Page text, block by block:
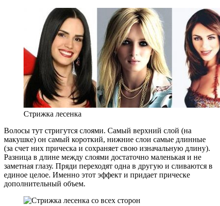
Стрижка лесенка
Волосы тут стригутся слоями. Самый верхний слой (на
макушке) он самый короткий, нижние слои самые длинные
(за счет них прическа и сохраняет свою изначальную длину).
Разница в длине между слоями достаточно маленькая и не
заметная глазу. Пряди переходят одна в другую и сливаются в
единое целое. Именно этот эффект и придает прическе
дополнительный объем.